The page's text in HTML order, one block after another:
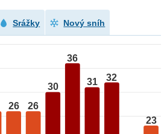
Srážky Nový sníh
26 26
30
36
31 32
23